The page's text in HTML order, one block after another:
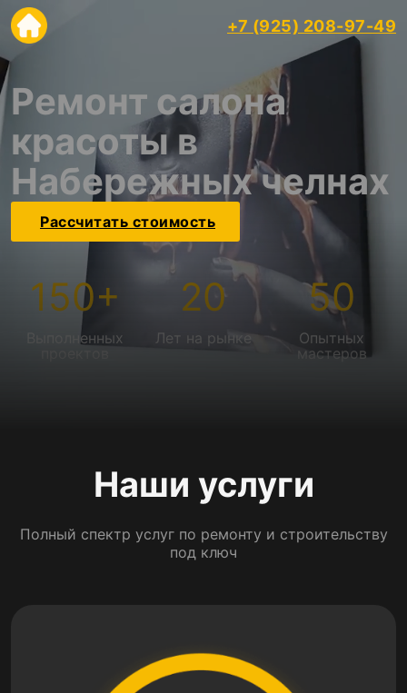
+7 (925) 208-97-49
Ремонт салона
красоты в
Набережных челнах
Рассчитать стоимость
150+
Выполненных
20
Лет на рынке
50
Опытных
мастеров
Наши услуги
Полный спектр услуг по ремонту и строительству
под ключ